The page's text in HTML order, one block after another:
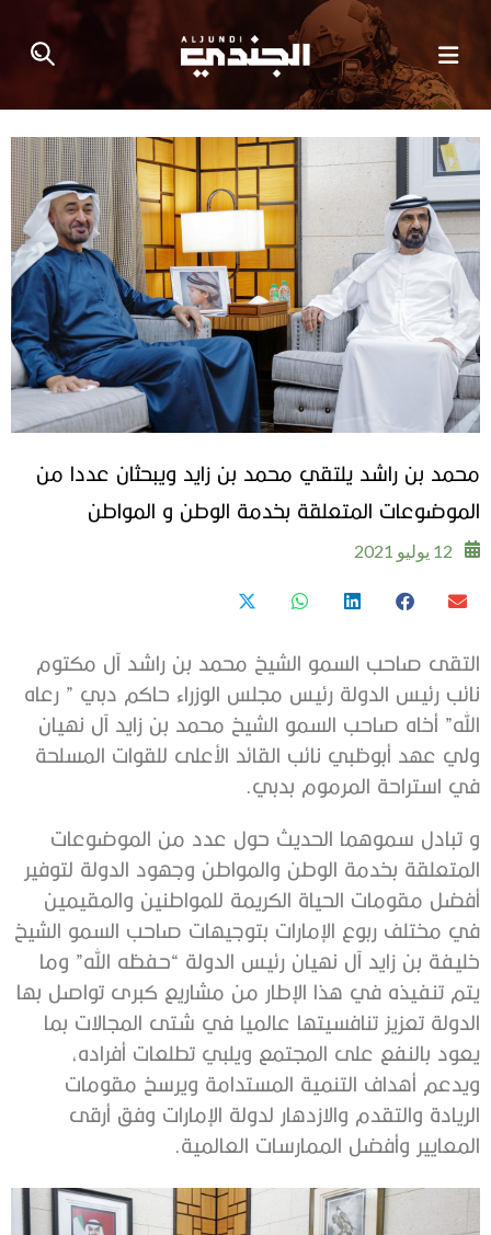
محمد بن راشد يلتقي محمد بن زايد ويبحثان عددا من
الموضوعات المتعلقة بخدمة الوطن و المواطن
12 يوليو 2021
التقى صاحب السمو الشيخ محمد بن راشد آل مكتوم
نائب رئيس الدولة رئيس مجلس الوزراء حاكم دبي ” رعاه
الله” أخاه صاحب السمو الشيخ محمد بن زايد آل نهيان
ولي عهد أبوظبي نائب القائد الأعلى للقوات المسلحة
في استراحة المرموم بدبي.
و تبادل سموهما الحديث حول عدد من الموضوعات
المتعلقة بخدمة الوطن والمواطن وجهود الدولة لتوفير
أفضل مقومات الحياة الكريمة للمواطنين والمقيمين
في مختلف ربوع الإمارات بتوجيهات صاحب السمو الشيخ
خليفة بن زايد آل نهيان رئيس الدولة “حفظه الله” وما
يتم تنفيذه في هذا الإطار من مشاريع كبرى تواصل بها
الدولة تعزيز تنافسيتها عالميا في شتى المجالات بما
يعود بالنفع على المجتمع ويلبي تطلعات أفراده،
ويدعم أهداف التنمية المستدامة ويرسخ مقومات
الريادة والتقدم والازدهار لدولة الإمارات وفق أرقى
المعايير وأفضل الممارسات العالمية.